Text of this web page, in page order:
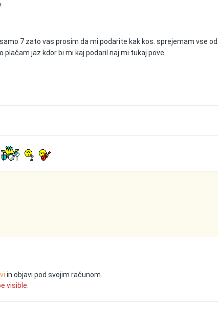
7 zato vas prosim da mi podarite kak kos. sprejemam vse
jaz.kdor bi mi kaj podaril naj mi tukaj pove.
in objavi pod svojim računom.
visible.